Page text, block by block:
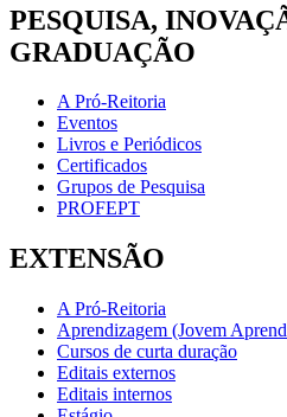
PESQUISA,
GRADUAÇÃO
A Pró-Reitoria
Eventos
Livros e Periódicos
Certificados
Grupos de Pesquisa
PROFEPT
EXTENSÃO
A Pró-Reitoria
Aprendizagem (Jovem
Cursos de curta duração
Editais externos
Editais internos